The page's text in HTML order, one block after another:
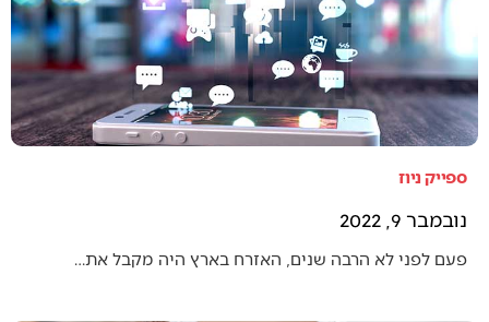
ספייק ניוז
נובמבר 9, 2022
פעם לפני לא הרבה שנים, האזרח בארץ היה מקבל את…